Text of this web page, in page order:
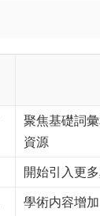
聚焦基礎詞
資源
開始引入更
學術内容增